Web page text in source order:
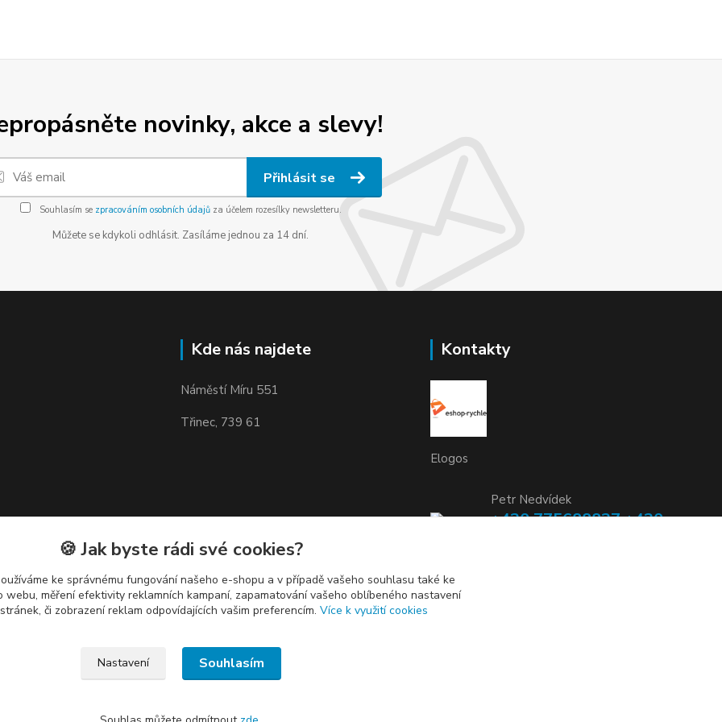
novinky, akce a slevy!
Přihlásit se
Souhlasím se zpracováním osobních údajůza účelem rozesílky newsletteru.
Můžete se kdykoli odhlásit. Zasíláme jednou za 14 dní.
Kde nás najdete
Náměstí Míru 551
Třinec, 739 61
Kontakty
Elogos
Petr Nedvídek
+420 775688827 +420
info@elogos.cz
🍪 Jak byste rádi své cookies?
ke správnému fungování našeho e-shopu a v případě vašeho souhlasu také ke
měření efektivity reklamních kampaní, zapamatování vašeho oblíbeného nastavení
či zobrazení reklam odpovídajících vašim preferencím. Více k využití cookies
Nastavení Souhlasím